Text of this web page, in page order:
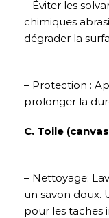
– Éviter les
chimiques
dégrader la
– Protection :
prolonger la
C. Toile
– Nettoyage:
un savon doux.
pour les taches